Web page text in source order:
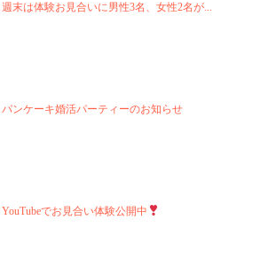
週末は体験お見合いに男性3名、女性2名が...
パンケーキ婚活パーティーのお知らせ
YouTubeでお見合い体験公開中